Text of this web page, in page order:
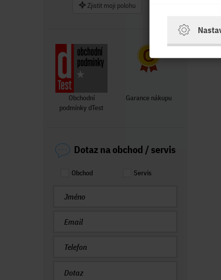
Zjistit moji polohu
Obchodní
podmínky dTest
Garance nákupu
Dotaz na obchod / servis
Obchod Servis